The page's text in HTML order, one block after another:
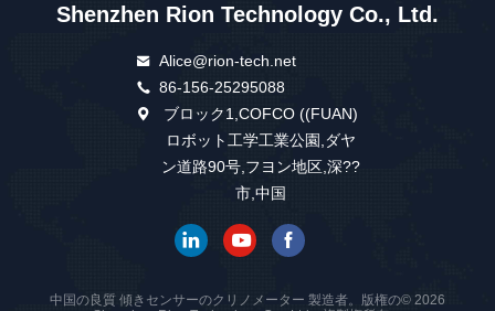
Shenzhen Rion Technology Co., Ltd.
Alice@rion-tech.net
86-156-25295088
ブロック1,COFCO ((FUAN)
ロボット工学工業公園,ダヤ
ン道路90号,フヨン地区,深??
市,中国
中国の良質 傾きセンサーのクリノメーター 製造者。版権の© 2026